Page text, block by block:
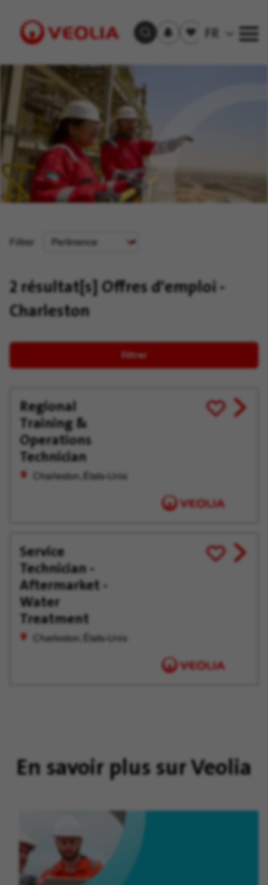
Visit
Trouver un emploi
aux
Offre(s)
sauvegardée(s)
FR
Filtrer
Critère
2 résultat[s]Offres d'emploi -
Charleston
Filtrer
Regional
Training &
Operations
Technician
Charleston, États-Unis
Enregistrer
pour
View
job
Service
Technician -
Aftermarket -
Water
Treatment
Charleston, États-Unis
Enregistrer
pour
View
job
En savoir plus sur Veolia